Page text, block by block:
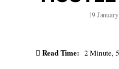
19
Read Time: 2 Minute,